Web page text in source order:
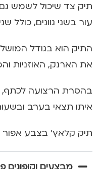
תיק צד שיכול לשמש
עור בשני גוונים, כולל
התיק הוא בגודל
את הארנק, האוזניות
בהסרת הרצועה לכתף,
איתו תצאי בערב
תיק קלאץ' בצבע אפור